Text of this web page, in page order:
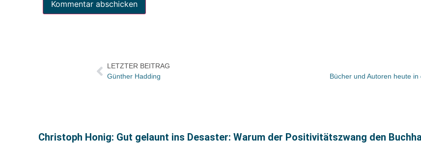
LETZTER BEITRAG
Günther Hadding
Christoph Honig: Gut gelaunt ins Desaster: Warum der Positivitätszwang den